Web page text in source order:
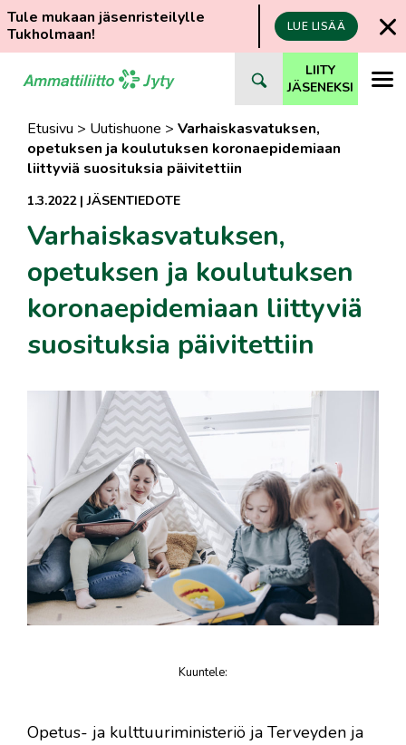
Tule mukaan jäsenristeilylle
Tukholmaan!
LUE LISÄÄ
suoraan
LIITY
JÄSENEKSI
Etusivu > Uutishuone > Varhaiskasvatuksen,
opetuksen ja koulutuksen koronaepidemiaan
liittyviä suosituksia päivitettiin
1.3.2022|JÄSENTIEDOTE
Varhaiskasvatuksen,
opetuksen ja koulutuksen
koronaepidemiaan liittyviä
suosituksia päivitettiin
Kuuntele:
Opetus- ja kulttuuriministeriö ja Terveyden ja